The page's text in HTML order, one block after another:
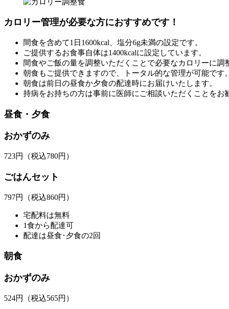
カロリー管理が必要な方におすすめです！
間食を含めて1日1600kcal、塩分6g未満の設定です。
ご提供するお食事自体は1400kcalに設定しています。
間食やご飯の量を調整いただくことで必要なカロリーに調
朝食もご提供できますので、トータル的な管理が可能です。
朝食は前日の昼食か夕食の配達時にお届けいたします。
持病をお持ちの方は事前に医師にご相談いただくことをお
昼食・夕食
おかずのみ
723円 （税込780円）
ごはんセット
797円 （税込860円）
宅配料は無料
1食から配達可
配達は昼食･夕食の2回
朝食
おかずのみ
524円 （税込565円）